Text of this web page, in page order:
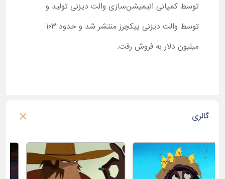
توسط کمپانی انیمیشن‌سازی والت دیزنی تولید و
توسط والت دیزنی پیکچرز منتشر شد و حدود 103
میلیون دلار به فروش رفت.
گالری